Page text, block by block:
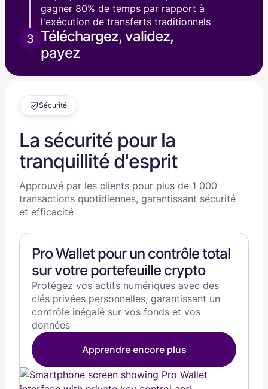
gagner 80% de temps par rapport à
l'exécution de transferts traditionnels
3 Téléchargez, validez,
payez
Sécurité
La sécurité pour la
tranquillité d'esprit
Approuvé par les clients pour plus de 1 000
transactions quotidiennes, garantissant sécurité
et efficacité
Pro Wallet pour un contrôle total
sur votre portefeuille crypto
Protégez vos actifs numériques avec des
clés privées personnelles, garantissant un
contrôle inégalé sur vos fonds et vos
données
Apprendre encore plus